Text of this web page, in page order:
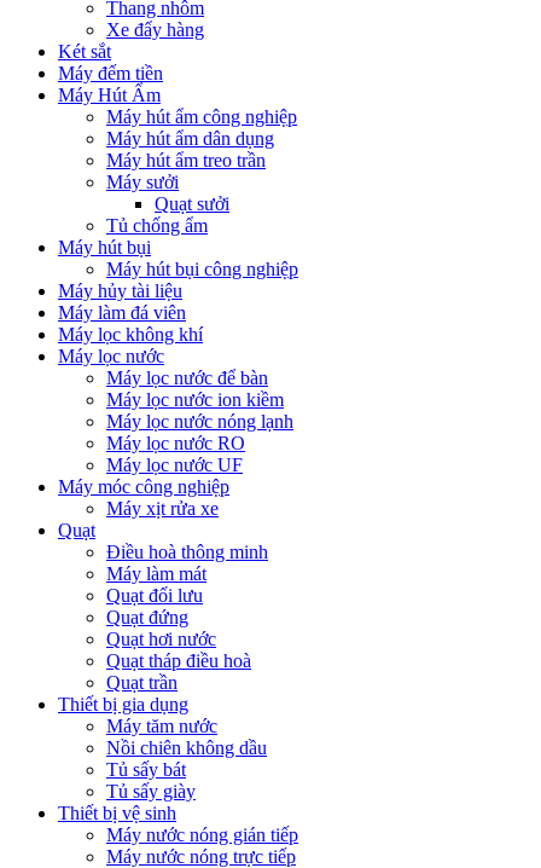
Thang nhôm
Xe đẩy hàng
Két sắt
Máy đếm tiền
Máy Hút Ẩm
Máy hút ẩm công nghiệp
Máy hút ẩm dân dụng
Máy hút ẩm treo trần
Máy sưởi
Quạt sưởi
Tủ chống ẩm
Máy hút bụi
Máy hút bụi công nghiệp
Máy hủy tài liệu
Máy làm đá viên
Máy lọc không khí
Máy lọc nước
Máy lọc nước để bàn
Máy lọc nước ion kiềm
Máy lọc nước nóng lạnh
Máy lọc nước RO
Máy lọc nước UF
Máy móc công nghiệp
Máy xịt rửa xe
Quạt
Điều hoà thông minh
Máy làm mát
Quạt đối lưu
Quạt đứng
Quạt hơi nước
Quạt tháp điều hoà
Quạt trần
Thiết bị gia dụng
Máy tăm nước
Nồi chiên không dầu
Tủ sấy bát
Tủ sấy giày
Thiết bị vệ sinh
Máy nước nóng gián tiếp
Máy nước nóng trực tiếp